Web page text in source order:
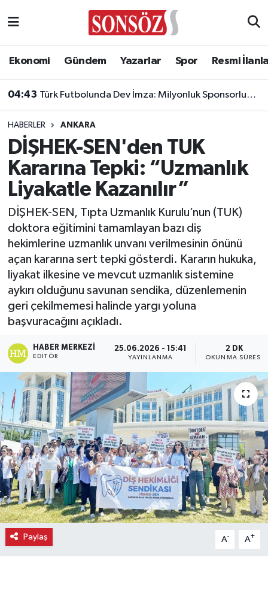
Ekonomi Gündem Yazarlar Spor Resmi
04:43 Türk Futbolunda Dev İmza: Milyonluk Sponsorluk Anlaşması Uzatıldı!
HABERLER ANKARA
DİŞHEK-SEN'den TUK
Kararına Tepki: “Uzmanlık
Liyakatle Kazanılır”
DİŞHEK-SEN, Tıpta Uzmanlık Kurulu’nun (TUK)
doktora eğitimini tamamlayan bazı diş
hekimlerine uzmanlık unvanı verilmesinin önünü
açan kararına sert tepki gösterdi. Kararın hukuka,
liyakat ilkesine ve mevcut uzmanlık sistemine
aykırı olduğunu savunan sendika, düzenlemenin
geri çekilmemesi halinde yargı yoluna
başvuracağını açıkladı.
HABER MERKEZI
EDITÖR
25.06.2026 - 15:41
YAYINLANMA
2 DK
OKUNMA SÜRESI
Paylaş A- A+
Asayiş
Biyografi
Çevre
Diğer
Dünya
Eğitim
Ekonomi
Eleman
Emlak
Gündem
Gurme
Haber
İlçe Haberleri
Keşfet
Kültür & Sanat
Ankara Nöbetçi Eczaneler
Ankara Trafik Yoğunluk Haritası
Süper Lig Puan Durumu ve Fikstür
Tüm Manşetler
Son Dakika Haberleri
Haber Arşivi